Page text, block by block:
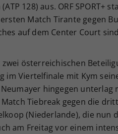
128) aus. ORF SPORT+
Match Tirante gegen
auf dem Center Court
österreichischen
im Viertelfinale mit Kym
hingegen unterlag
Tiebreak gegen die
(Niederlande), die nun
am Freitag vor einem